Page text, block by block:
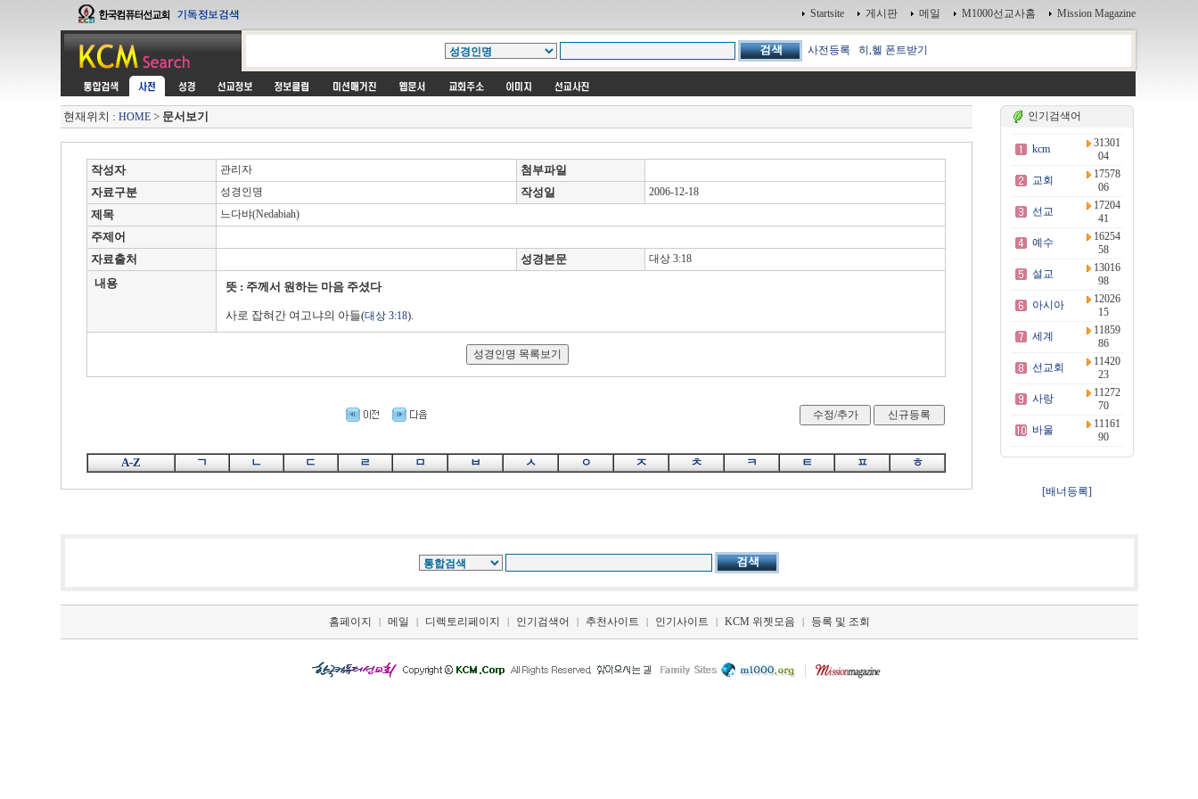
Startsite 게시판 메일 M1000선교사홈 Mission Magazine
사전등록 히,헬 폰트받기
현재위치 : HOME> 문서보기
작성자 관리자
첨부파일
자료구분
성경인명 작성일 2006-12-18
제목 느다뱌(Nedabiah)
주제어
자료출처
성경본문 대상 3:18
내용 뜻 : 주께서 원하는 마음 주셨다
사로 잡혀간 여고냐의 아들(대상 3:18).
A-Z ㄱ ㄴ ㄷ ㄹ ㅁ ㅂ ㅅ ㅇ ㅈ ㅊ ㅋ ㅌ ㅍ ㅎ
인기검색어
kcm
31301
04
교회
17578
06
선교
17204
41
예수
16254
58
설교
13016
98
아시아
12026
15
세계
11859
86
선교회
11420
23
사랑
11272
70
바울
11161
90
[배너등록]
홈페이지 | 메일 | 디렉토리페이지 | 인기검색어 | 추천사이트 | 인기사이트 | KCM 위젯모음 | 등록 및 조회